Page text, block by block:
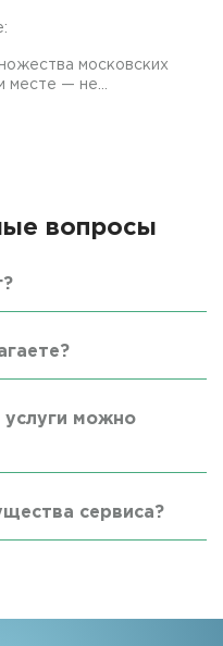
московских
месте — не...
вопросы
услуги можно
сервиса?